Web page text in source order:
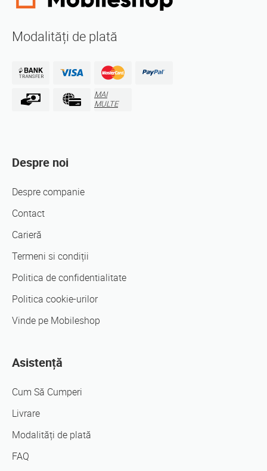
Modalități de plată
MAI
MULTE
Despre noi
Despre companie
Contact
Carieră
Termeni si condiții
Politica de confidentialitate
Politica cookie-urilor
Vinde pe Mobileshop
Asistență
Cum Să Cumperi
Livrare
Modalități de plată
FAQ